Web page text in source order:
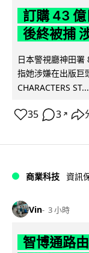
訂購 43
後終被捕
日本警視廳神田署
指她涉嫌在出版巨
CHARACTERS ST...
35 3 ↗
商業科技 資訊
Vin 3 小時
智博通路